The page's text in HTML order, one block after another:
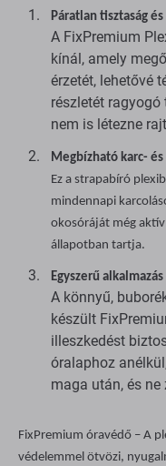
Páratlan tisztaság
A FixPremium
kínál, amely
érzetét, lehetővé
részletét
nem is létezne
Megbízható karc-
Ez a strapabíró
mindennapi
okosóráját még
állapotban tartja.
Egyszerű
A könnyű,
készült
illeszkedést
óralaphoz
maga után, és ne
FixPremium óravédő – A
védelemmel ötvözi,